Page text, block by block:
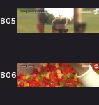
805
806